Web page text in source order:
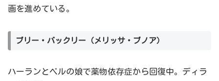
画を進めている。
ブリー・バックリー（メリッサ・ブノア）
ハーランとベルの娘で薬物依存症から回復中。ディラ